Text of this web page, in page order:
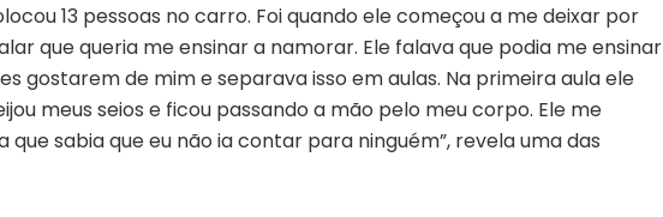
13 pessoas no carro. Foi quando ele começou a me deixar por
que queria me ensinar a namorar. Ele falava que podia me ensinar
gostarem de mim e separava isso em aulas. Na primeira aula ele
meus seios e ficou passando a mão pelo meu corpo. Ele me
que sabia que eu não ia contar para ninguém”, revela uma das